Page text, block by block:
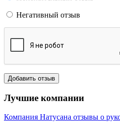
Негативный отзыв
Лучшие компании
Компания Натусана отзывы о